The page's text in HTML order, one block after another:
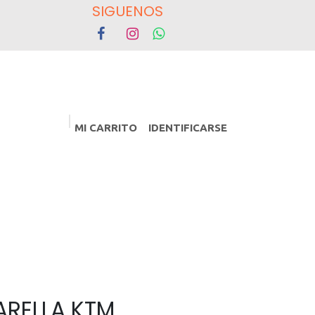
MI CARRITO IDENTIFICARSE